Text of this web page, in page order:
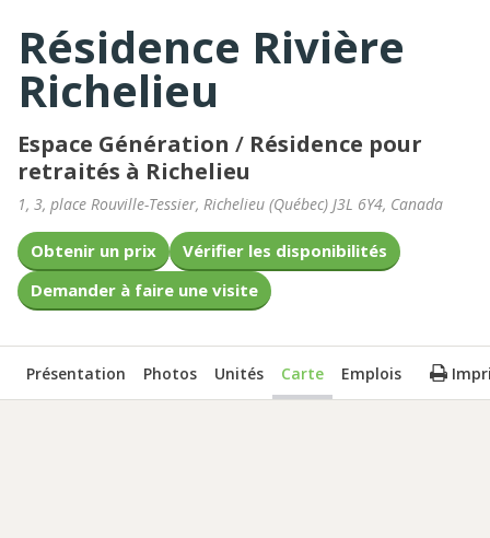
Résidence Rivière
Richelieu
Espace Génération / Résidence pour
retraités à Richelieu
1, 3, place Rouville-Tessier, Richelieu (Québec) J3L 6Y4, Canada
Obtenir un prix
Vérifier les disponibilités
Demander à faire une visite
Présentation Photos Unités Carte Emplois